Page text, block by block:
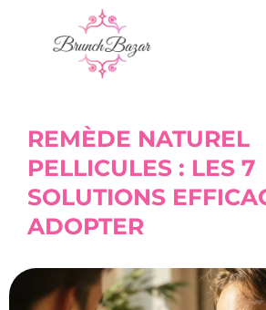
REMÈDE NATUREL
PELLICULES : LES 7
SOLUTIONS
ADOPTER